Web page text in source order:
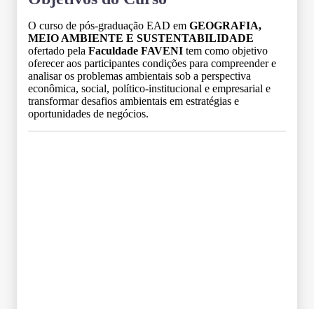
O curso de pós-graduação EAD em GEOGRAFIA,
MEIO AMBIENTE E SUSTENTABILIDADE
ofertado pela Faculdade FAVENI tem como objetivo
oferecer aos participantes condições para compreender e
analisar os problemas ambientais sob a perspectiva
econômica, social, político-institucional e empresarial e
transformar desafios ambientais em estratégias e
oportunidades de negócios.